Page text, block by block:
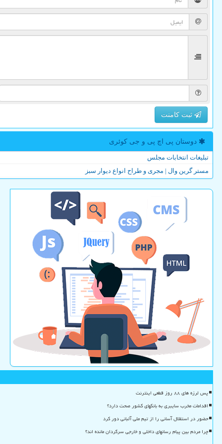
ثبت کامنت
دوستان پی اچ پی و جی كوئری
تبلیغات انتخابات مجلس
مستر گرین وال | مجری و طراح انواع دیوار سبز
پس لرزه های ۸۸ روز قطعی اینترنت
اقدامات مخرب سایبری به بانکهای کشور صحت دارد؟
حضور در استقلال آسانی را از تیم ملی آلبانی دور کرد
چرا مردم بین پیام رسانهای داخلی و خارجی سرگردان مانده اند؟